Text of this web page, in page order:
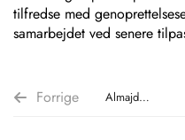
tilfredse med
samarbejdet ved senere
Forrige
Almajdouie